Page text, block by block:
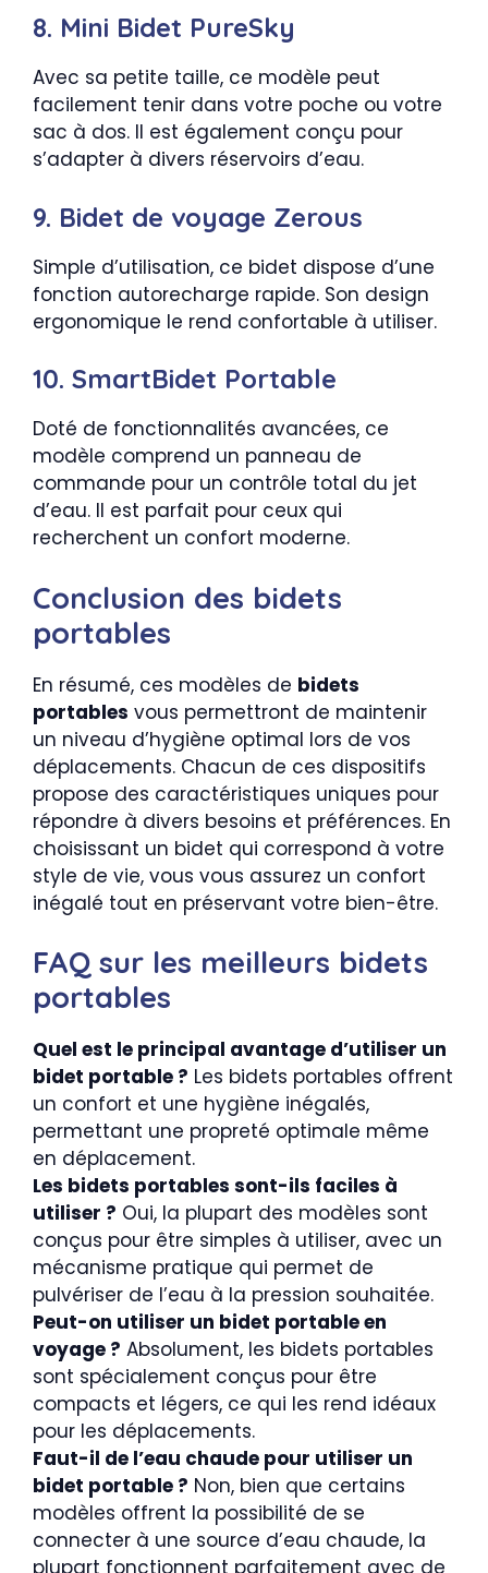
8. Mini Bidet PureSky
Avec sa petite taille, ce modèle peut
facilement tenir dans votre poche ou votre
sac à dos. Il est également conçu pour
s’adapter à divers réservoirs d’eau.
9. Bidet de voyage Zerous
Simple d’utilisation, ce bidet dispose d’une
fonction autorecharge rapide. Son design
ergonomique le rend confortable à utiliser.
10. SmartBidet Portable
Doté de fonctionnalités avancées, ce
modèle comprend un panneau de
commande pour un contrôle total du jet
d’eau. Il est parfait pour ceux qui
recherchent un confort moderne.
Conclusion des bidets
portables
En résumé, ces modèles de bidets
portables vous permettront de maintenir
un niveau d’hygiène optimal lors de vos
déplacements. Chacun de ces dispositifs
propose des caractéristiques uniques pour
répondre à divers besoins et préférences. En
choisissant un bidet qui correspond à votre
style de vie, vous vous assurez un confort
inégalé tout en préservant votre bien-être.
FAQ sur les meilleurs bidets
portables
Quel est le principal avantage d’utiliser un
bidet portable ? Les bidets portables offrent
un confort et une hygiène inégalés,
permettant une propreté optimale même
en déplacement.
Les bidets portables sont-ils faciles à
utiliser ? Oui, la plupart des modèles sont
conçus pour être simples à utiliser, avec un
mécanisme pratique qui permet de
pulvériser de l’eau à la pression souhaitée.
Peut-on utiliser un bidet portable en
voyage ? Absolument, les bidets portables
sont spécialement conçus pour être
compacts et légers, ce qui les rend idéaux
pour les déplacements.
Faut-il de l’eau chaude pour utiliser un
bidet portable ? Non, bien que certains
modèles offrent la possibilité de se
connecter à une source d’eau chaude, la